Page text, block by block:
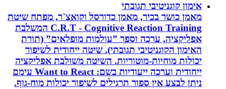
אימון קוגניטיבי תגובתי
מאמן כושר בכיר, מאמן כדורסל וקואצ`ר, מפתח שיטת
C.R.T - Cognitive Reaction Training המשלבת
אפליקציה, ערכה וספר ”עולמות מופלאים” (תורת
האימון הקוגניטיבי תגובתי). שיטה ייחודית לשיפור
יכולות מוחיות-מוטוריות. השיטה משולבת אפליקציה
ייחודית וערכה ייעודיות בשם: Want to React עימם
ניתן לבצע אין ספור תרגילים לשיפור יכולות מוח-גוף.